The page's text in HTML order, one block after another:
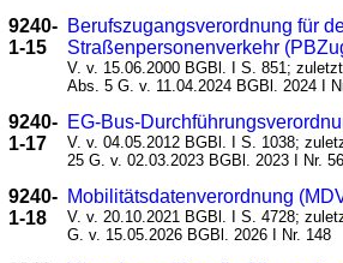
9240-
1-15
Berufszugangsverordnung für
Straßenpersonenverkehr
V. v. 15.06.2000 BGBl. I S. 851;
Abs. 5 G. v. 11.04.2024 BGBl. 2024 I
9240-
1-17
EG-Bus-
V. v. 04.05.2012 BGBl. I S. 1038;
25 G. v. 02.03.2023 BGBl. 2023 I Nr. 56
9240-
1-18
Mobilitätsdatenverordnung
V. v. 20.10.2021 BGBl. I S. 4728;
G. v. 15.05.2026 BGBl. 2026 I Nr. 148